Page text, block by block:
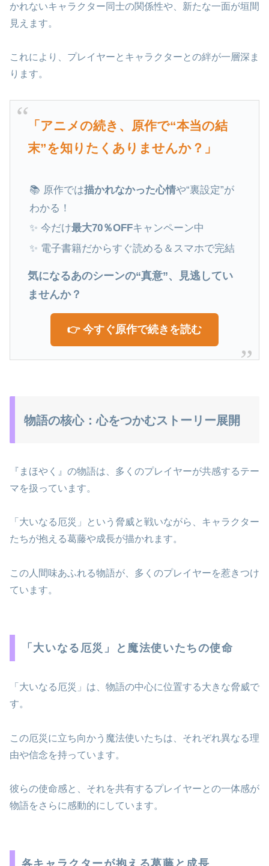
かれないキャラクター同士の関係性や、新たな一面が垣間
見えます。
これにより、プレイヤーとキャラクターとの絆が一層深ま
ります。
「アニメの続き、原作で“本当の結
末”を知りたくありませんか？」
📚 原作では描かれなかった心情や“裏設定”が
わかる！
✨ 今だけ最大70％OFFキャンペーン中
✨ 電子書籍だからすぐ読める＆スマホで完結
気になるあのシーンの“真意”、見逃してい
ませんか？
👉 今すぐ原作で続きを読む
物語の核心：心をつかむストーリー展開
『まほやく』の物語は、多くのプレイヤーが共感するテー
マを扱っています。
「大いなる厄災」という脅威と戦いながら、キャラクター
たちが抱える葛藤や成長が描かれます。
この人間味あふれる物語が、多くのプレイヤーを惹きつけ
ています。
「大いなる厄災」と魔法使いたちの使命
「大いなる厄災」は、物語の中心に位置する大きな脅威で
す。
この厄災に立ち向かう魔法使いたちは、それぞれ異なる理
由や信念を持っています。
彼らの使命感と、それを共有するプレイヤーとの一体感が
物語をさらに感動的にしています。